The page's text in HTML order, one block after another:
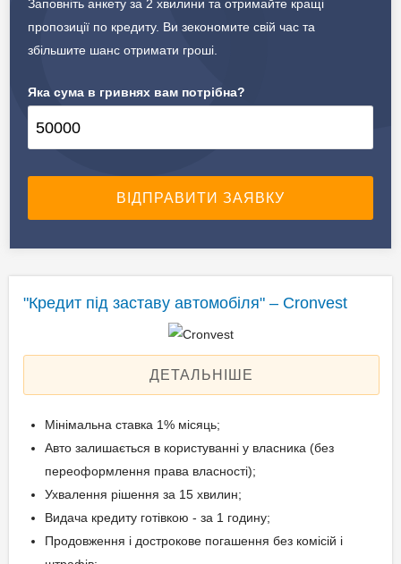
✔️ Строк кредитування 1 - 5 років
Заповніть анкету за 2 хвилини та отримайте кращі
пропозиції по кредиту. Ви зекономите свій час та
збільшите шанс отримати гроші.
Яка сума в гривнях вам потрібна?
"Кредит під заставу автомобіля" – Cronvest
ДЕТАЛЬНІШЕ
Мінімальна ставка 1% місяць;
Авто залишається в користуванні у власника (без
переоформлення права власності);
Ухвалення рішення за 15 хвилин;
Видача кредиту готівкою - за 1 годину;
Продовження і дострокове погашення без комісій і